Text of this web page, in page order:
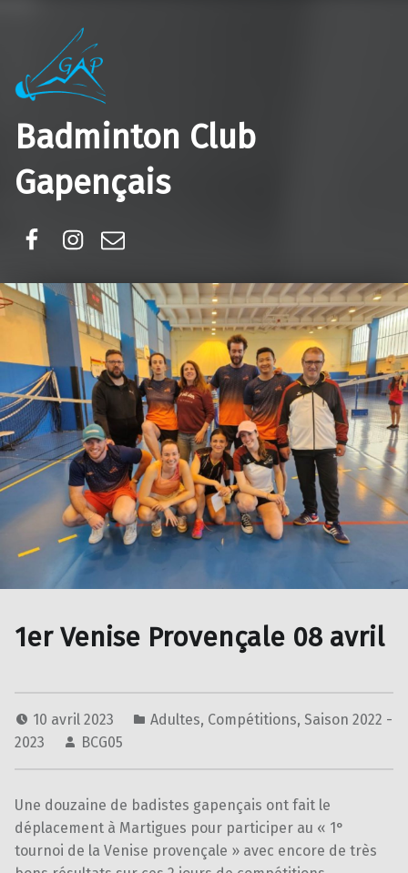
Badminton Club
Gapençais
1er Venise Provençale 08 avril
10 avril 2023 Adultes, Compétitions, Saison 2022 -
2023
BCG05
Une douzaine de badistes gapençais ont fait le
déplacement à Martigues pour participer au « 1°
tournoi de la Venise provençale » avec encore de très